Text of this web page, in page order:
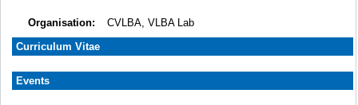
Organisation:
CVLBA, VLBA Lab
Curriculum Vitae
Events